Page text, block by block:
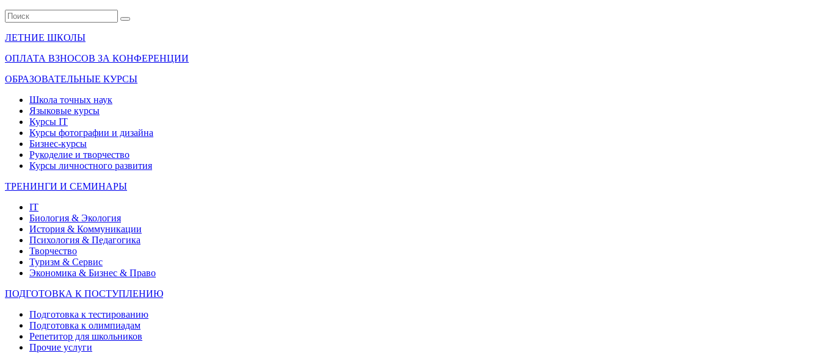
ЛЕТНИЕ ШКОЛЫ
ОПЛАТА ВЗНОСОВ ЗА КОНФЕРЕНЦИИ
ОБРАЗОВАТЕЛЬНЫЕ КУРСЫ
Школа точных наук
Языковые курсы
Курсы IT
Курсы фотографии и дизайна
Бизнес-курсы
Рукоделие и творчество
Курсы личностного развития
ТРЕНИНГИ И СЕМИНАРЫ
IT
Биология & Экология
История & Коммуникации
Психология & Педагогика
Творчество
Туризм & Сервис
Экономика & Бизнес & Право
ПОДГОТОВКА К ПОСТУПЛЕНИЮ
Подготовка к тестированию
Подготовка к олимпиадам
Репетитор для школьников
Прочие услуги